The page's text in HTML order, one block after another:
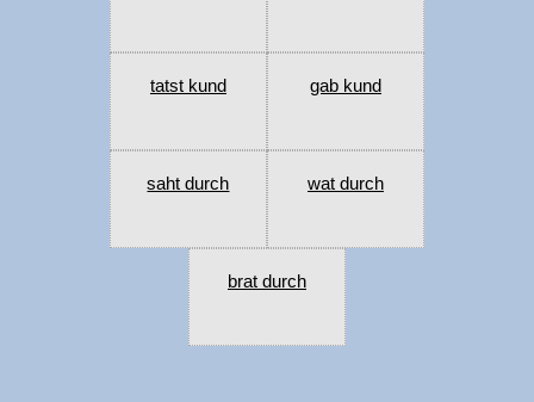
tatst kund gab kund
saht durch wat durch
brat durch